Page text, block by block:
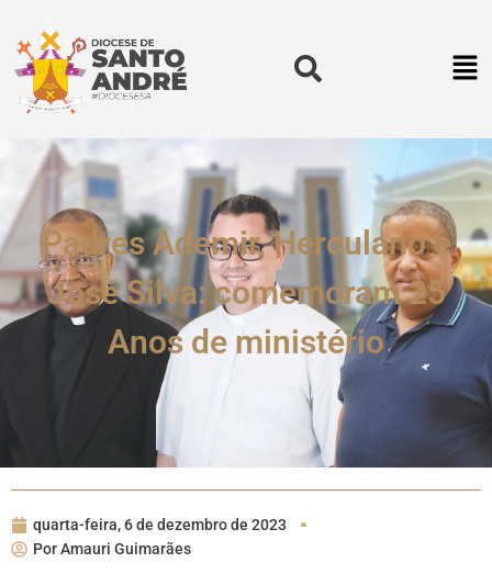
Padres Ademir, Herculano e
José Silva: comemoram 25
Anos de ministério
quarta-feira, 6 de dezembro de 2023
PorAmauri Guimarães